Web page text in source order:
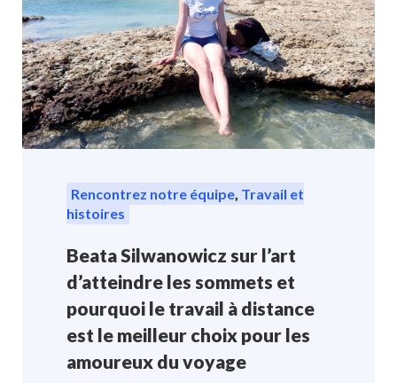
Rencontrez notre équipe, Travail et
histoires
Beata Silwanowicz sur l’art
d’atteindre les sommets et
pourquoi le travail à distance
est le meilleur choix pour les
amoureux du voyage